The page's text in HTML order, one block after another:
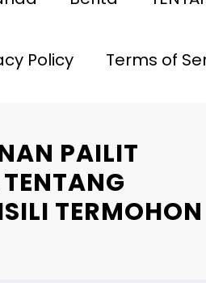
Policy Terms of
PAILIT
TERMOHON